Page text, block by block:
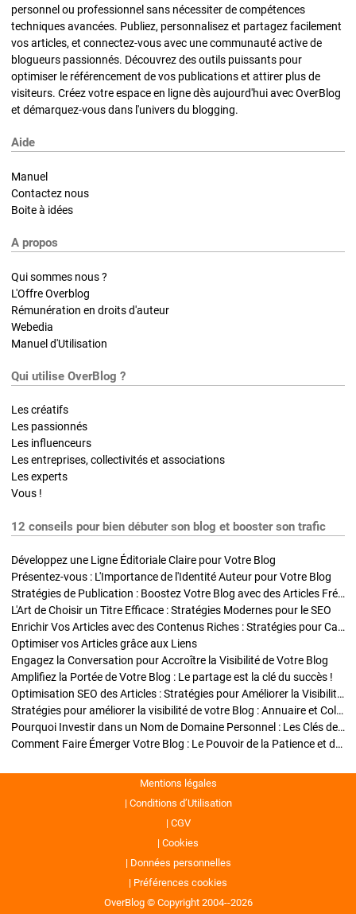
personnel ou professionnel sans nécessiter de compétences
techniques avancées. Publiez, personnalisez et partagez facilement
vos articles, et connectez-vous avec une communauté active de
blogueurs passionnés. Découvrez des outils puissants pour
optimiser le référencement de vos publications et attirer plus de
visiteurs. Créez votre espace en ligne dès aujourd'hui avec OverBlog
et démarquez-vous dans l'univers du blogging.
Aide
Manuel
Contactez nous
Boite à idées
A propos
Qui sommes nous ?
L'Offre Overblog
Rémunération en droits d'auteur
Webedia
Manuel d'Utilisation
Qui utilise OverBlog ?
Les créatifs
Les passionnés
Les influenceurs
Les entreprises, collectivités et associations
Les experts
Vous !
12 conseils pour bien débuter son blog et booster son trafic
Développez une Ligne Éditoriale Claire pour Votre Blog
Présentez-vous : L'Importance de l'Identité Auteur pour Votre Blog
Stratégies de Publication : Boostez Votre Blog avec des Articles Fréquents et Exclusifs
L'Art de Choisir un Titre Efficace : Stratégies Modernes pour le SEO
Enrichir Vos Articles avec des Contenus Riches : Stratégies pour Captiver et Optimiser
Optimiser vos Articles grâce aux Liens
Engagez la Conversation pour Accroître la Visibilité de Votre Blog
Amplifiez la Portée de Votre Blog : Le partage est la clé du succès !
Optimisation SEO des Articles : Stratégies pour Améliorer la Visibilité de Votre Blog
Stratégies pour améliorer la visibilité de votre Blog : Annuaire et Collaborations
Pourquoi Investir dans un Nom de Domaine Personnel : Les Clés de la Réussite de Votre Blog
Comment Faire Émerger Votre Blog : Le Pouvoir de la Patience et de la Persévérance
Mentions légales
Conditions d’Utilisation
CGV
Cookies
Données personnelles
Préférences cookies
OverBlog © Copyright 2004--2026